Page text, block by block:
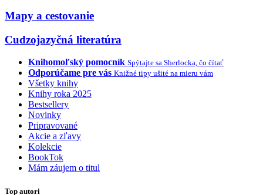
Mapy a cestovanie
Cudzojazyčná literatúra
Knihomoľský pomocník Spýtajte sa Sherlocka, čo čítať
Odporúčame pre vás Knižné tipy ušité na mieru vám
Všetky knihy
Knihy roka 2025
Bestsellery
Novinky
Pripravované
Akcie a zľavy
Kolekcie
BookTok
Mám záujem o titul
Top autori